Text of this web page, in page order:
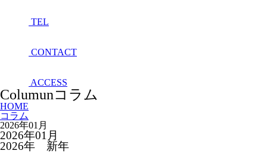
TEL
CONTACT
ACCESS
Columunコラム
HOME
コラム
2026年01月
2026年01月
2026年 新年